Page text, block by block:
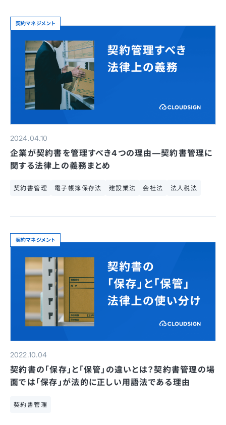
契約マネジメント
2024.04.10
企業が契約書を管理すべき4つの理由—契約書管理に
関する法律上の義務まとめ
契約書管理 電子帳簿保存法 建設業法 会社法 法人税法
契約マネジメント
2022.10.04
契約書の「保存」と「保管」の違いとは？契約書管理の場
面では「保存」が法的に正しい用語法である理由
契約書管理